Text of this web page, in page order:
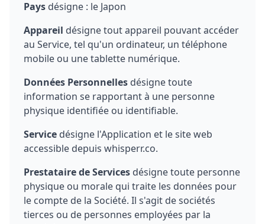
Pays désigne : le Japon
Appareil désigne tout appareil pouvant accéder
au Service, tel qu'un ordinateur, un téléphone
mobile ou une tablette numérique.
Données Personnelles désigne toute
information se rapportant à une personne
physique identifiée ou identifiable.
Service désigne l'Application et le site web
accessible depuis whisperr.co.
Prestataire de Services désigne toute personne
physique ou morale qui traite les données pour
le compte de la Société. Il s'agit de sociétés
tierces ou de personnes employées par la